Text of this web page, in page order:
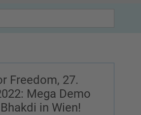
Freedom, 27.
Mega Demo
in Wien!